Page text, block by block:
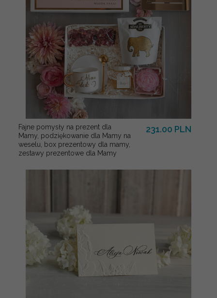
Fajne pomysły na prezent dla
Mamy, podziękowanie dla Mamy na
weselu, box prezentowy dla mamy,
zestawy prezentowe dla Mamy
231.00 PLN